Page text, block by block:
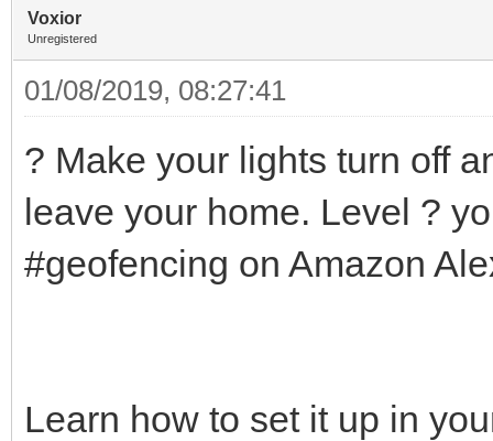
Voxior
Unregistered
01/08/2019, 08:27:41
? Make your lights turn off
leave your home. Level ?
#geofencing on Amazon
Learn how to set it up in